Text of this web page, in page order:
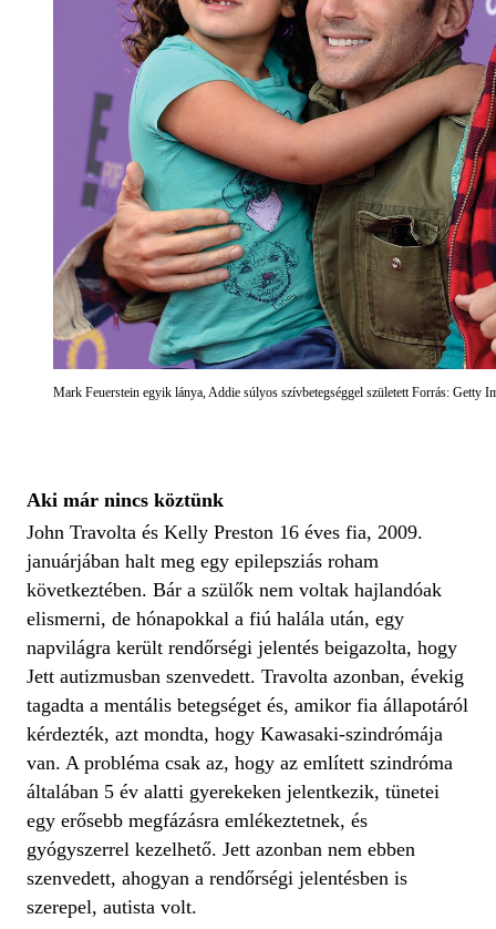
Mark Feuerstein egyik lánya, Addie súlyos szívbetegséggel született Forrás: Getty
Aki már nincs köztünk
John Travolta és Kelly Preston 16 éves fia, 2009.
januárjában halt meg egy epilepsziás roham
következtében. Bár a szülők nem voltak hajlandóak
elismerni, de hónapokkal a fiú halála után, egy
napvilágra került rendőrségi jelentés beigazolta, hogy
Jett autizmusban szenvedett. Travolta azonban, évekig
tagadta a mentális betegséget és, amikor fia állapotáról
kérdezték, azt mondta, hogy Kawasaki-szindrómája
van. A probléma csak az, hogy az említett szindróma
általában 5 év alatti gyerekeken jelentkezik, tünetei
egy erősebb megfázásra emlékeztetnek, és
gyógyszerrel kezelhető. Jett azonban nem ebben
szenvedett, ahogyan a rendőrségi jelentésben is
szerepel, autista volt.